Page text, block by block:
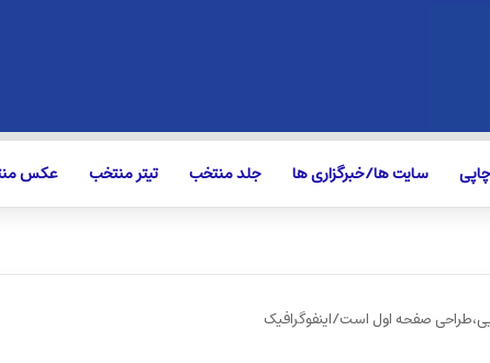
سایت ها/خبرگزاری ها جلد منتخب تیتر منتخب عکس
صفحه اول است/اینفوگرافیک